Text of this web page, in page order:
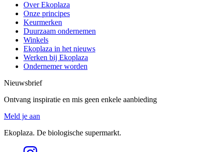
Over Ekoplaza
Onze principes
Keurmerken
Duurzaam ondernemen
Winkels
Ekoplaza in het nieuws
Werken bij Ekoplaza
Ondernemer worden
Nieuwsbrief
Ontvang inspiratie en mis geen enkele aanbieding
Meld je aan
Ekoplaza. De biologische supermarkt.